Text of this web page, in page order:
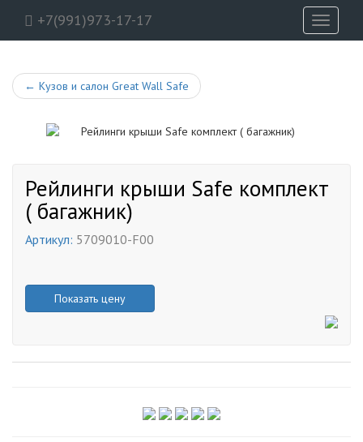
+7(991)973-17-17
Toggle
← Кузов и салон Great Wall Safe
Рейлинги крыши Safe комплект
( багажник)
Артикул: 5709010-F00
Показать цену